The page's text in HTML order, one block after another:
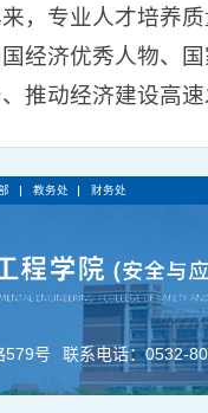
，专业人才培养
经济优秀人物、
推动经济建设高
教务处 财务处
579号
联系电话：0532-